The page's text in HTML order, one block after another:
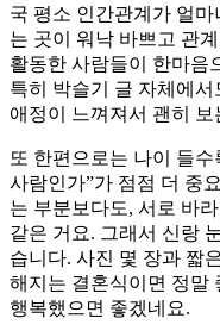
국 평소 인간관계가 얼
는 곳이 워낙 바쁘고 관
활동한 사람들이 한마음
특히 박슬기 글 자체에
애정이 느껴져서 괜히
또 한편으로는 나이 들
사람인가”가 점점 더 중
는 부분보다도, 서로 바
같은 거요. 그래서 신랑
습니다. 사진 몇 장과 짧
해지는 결혼식이면 정말
행복했으면 좋겠네요.